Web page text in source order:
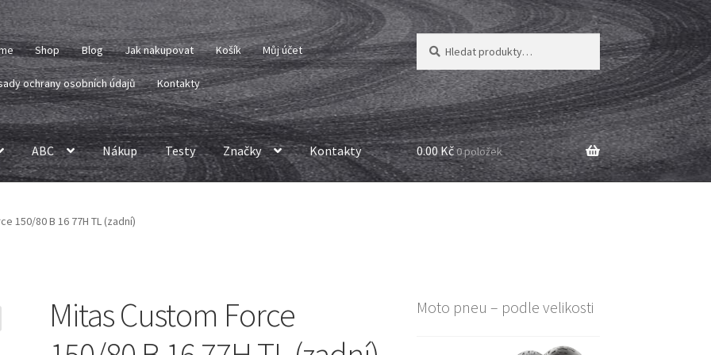
Shop Blog Jak nakupovat Košík Můj účet
ochrany osobních údajů Kontakty
Hledat:
Hledat
ABC Nákup Testy Značky Kontakty 0.00 Kč0 položek
150/80 B 16 77H TL (zadní)
Mitas Custom Force
Moto pneu – podle velikosti